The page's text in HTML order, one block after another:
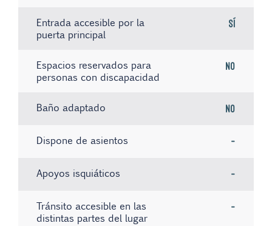
Entrada accesible por la
puerta principal
Sí
Espacios reservados para
personas con discapacidad
No
Baño adaptado No
Dispone de asientos -
Apoyos isquiáticos -
Tránsito accesible en las
distintas partes del lugar
-